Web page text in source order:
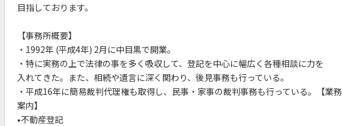
目指しております。
【事務所概要】
・1992年 (平成4年) 2月に中目黒で開業。
・特に実務の上で法律の事を多く吸収して、登記を中心に幅広く各種相談に力を
入れてきた。また、相続や遺言に深く関わり、後見事務も行っている。
・平成16年に簡易裁判代理権も取得し、民事・家事の裁判事務も行っている。【業務
案内】
•不動産登記